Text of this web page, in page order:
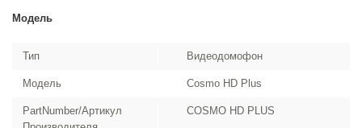
Модель
Тип Видеодомофон
Модель Cosmo HD Plus
PartNumber/Артикул
COSMO HD PLUS